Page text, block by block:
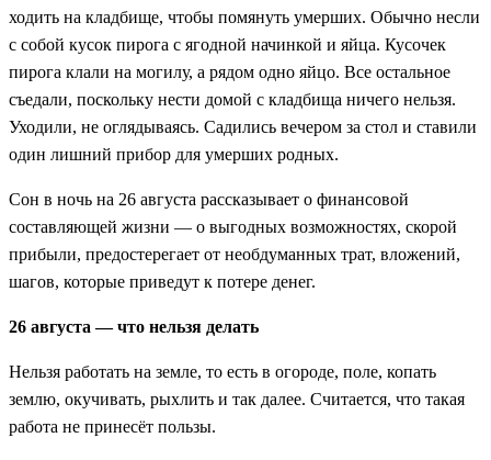
ходить на кладбище, чтобы помянуть умерших. Обычно несли
с собой кусок пирога с ягодной начинкой и яйца. Кусочек
пирога клали на могилу, а рядом одно яйцо. Все остальное
съедали, поскольку нести домой с кладбища ничего нельзя.
Уходили, не оглядываясь. Садились вечером за стол и ставили
один лишний прибор для умерших родных.
Сон в ночь на 26 августа рассказывает о финансовой
составляющей жизни — о выгодных возможностях, скорой
прибыли, предостерегает от необдуманных трат, вложений,
шагов, которые приведут к потере денег.
26 августа — что нельзя делать
Нельзя работать на земле, то есть в огороде, поле, копать
землю, окучивать, рыхлить и так далее. Считается, что такая
работа не принесёт пользы.